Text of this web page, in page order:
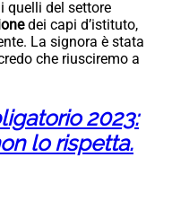
quelli del settore
dei capi d’istituto,
La signora è stata
che riusciremo a
2023:
lo rispetta.